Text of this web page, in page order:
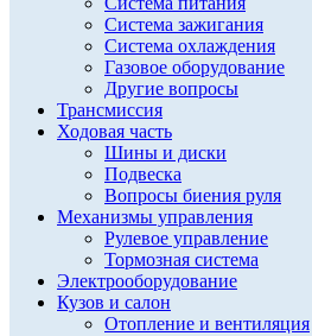
Система зажигания
Система охлаждения
Газовое оборудование
Другие вопросы
Трансмиссия
Ходовая часть
Шины и диски
Подвеска
Вопросы биения руля
Механизмы управления
Рулевое управление
Тормозная система
Электрооборудование
Кузов и салон
Отопление и вентиляция